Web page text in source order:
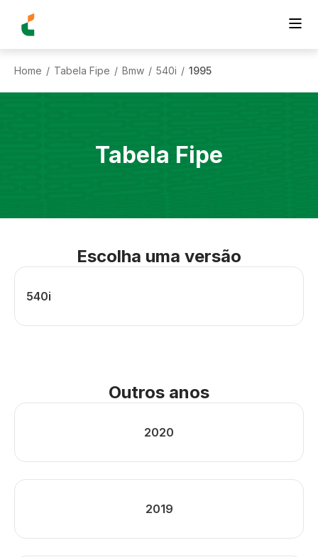
Home / Tabela Fipe / Bmw / 540i / 1995
Tabela Fipe
Escolha uma versão
540i
Outros anos
2020
2019